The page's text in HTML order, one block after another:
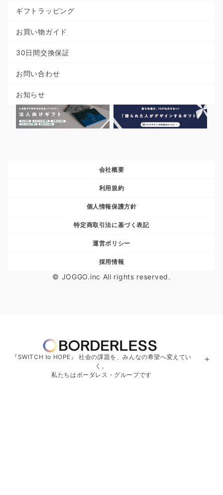
ギフトラッピング
お買い物ガイド
30日間交換保証
お問い合わせ
お知らせ
会社概要
利用規約
個人情報保護方針
特定商取引法に基づく表記
運営ポリシー
採用情報
© JOGGO.inc All rights reserved.
『SWITCH to HOPE』 社会の課題を、みんなの希望へ変えてい
く。
私たちはボーダレス・グループです
＋